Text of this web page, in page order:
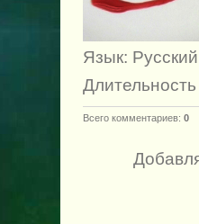
Язык: Русский
Всего комментариев: 0